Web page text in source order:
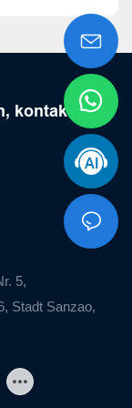
kontaktieren
5,
Stadt Sanzao,